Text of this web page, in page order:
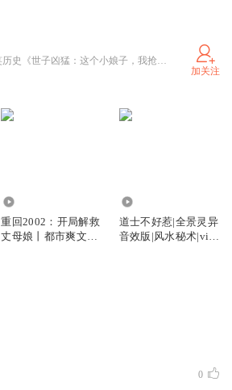
新书上线，爆笑历史《世子凶猛：这个小娘子，我抢定了》、悬疑灵异《僵尸先生从白僵开始崛起》、《让你代管特长班，怎么全成学霸了》校园群像、 《让你代管废材班，怎么成武神殿了》番茄爆书、 《邪王追妻：神医狂妃有点野》、全网破亿点击《谢家的短命鬼长命百岁了》已上架，快来点击收听，关注众创众阅，更多精彩好书等你来听~
加关注
重回2002：开局解救
丈母娘丨都市爽文丨
道士不好惹|全景灵异
音效版|风水秘术|vip
0